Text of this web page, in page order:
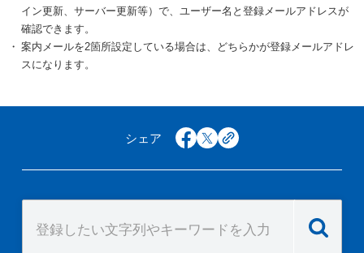
イン更新、サーバー更新等）で、ユーザー名と登録メールアドレスが
確認できます。
案内メールを2箇所設定している場合は、どちらかが登録メールアドレ
スになります。
シェア facebook
x copy